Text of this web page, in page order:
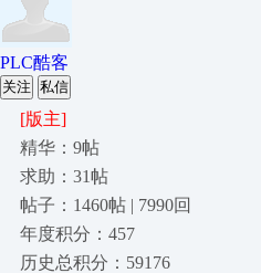
PLC酷客
关注 私信
[版主]
精华：9帖
求助：31帖
帖子：1460帖 | 7990回
年度积分：457
历史总积分：59176